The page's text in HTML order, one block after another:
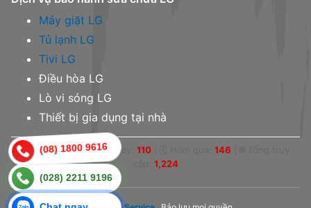
Máy giặt LG
Tủ lạnh LG
Tivi LG
Điều hòa LG
Lò vi sóng LG
Thiết bị gia dụng tại nhà
👁 Online:3|📅 Hôm nay: 110 146
1,224
(08) 1800 9616
(028) 2211 9196